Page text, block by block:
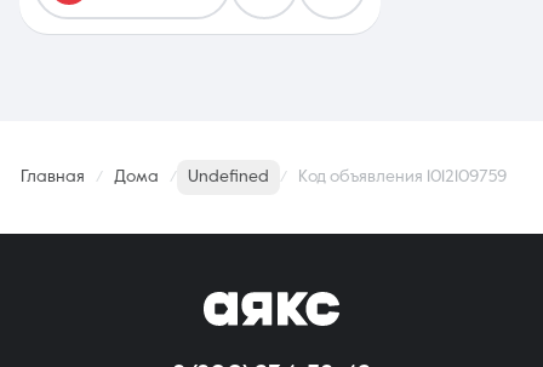
Главная Дома Undefined Код объявления 1012109759